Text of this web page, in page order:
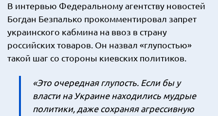
В интервью Федеральному агентству новостей
Богдан Безпалько прокомментировал запрет
украинского кабмина на ввоз в страну
российских товаров. Он назвал «глупостью»
такой шаг со стороны киевских политиков.
«Это очередная глупость. Если бы у
власти на Украине находились мудрые
политики, даже сохраняя агрессивную